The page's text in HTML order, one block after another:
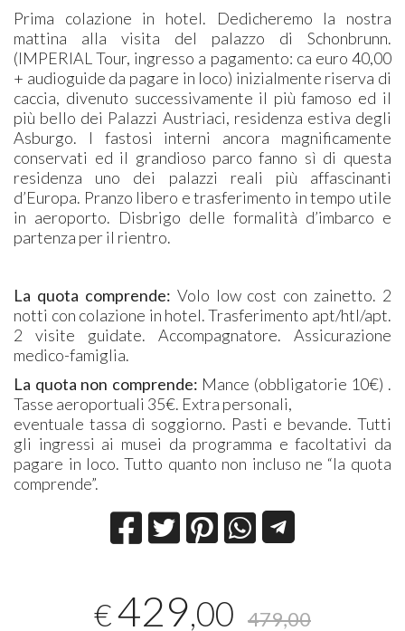
Prima colazione in hotel. Dedicheremo la nostra
mattina alla visita del palazzo di Schonbrunn.
(IMPERIAL Tour, ingresso a pagamento: ca euro 40,00
+ audioguide da pagare in loco) inizialmente riserva di
caccia, divenuto successivamente il più famoso ed il
più bello dei Palazzi Austriaci, residenza estiva degli
Asburgo. I fastosi interni ancora magnificamente
conservati ed il grandioso parco fanno sì di questa
residenza uno dei palazzi reali più affascinanti
d’Europa. Pranzo libero e trasferimento in tempo utile
in aeroporto. Disbrigo delle formalità d’imbarco e
partenza per il rientro.
La quota comprende: Volo low cost con zainetto. 2
notti con colazione in hotel. Trasferimento apt/htl/apt.
2 visite guidate. Accompagnatore. Assicurazione
medico-famiglia.
La quota non comprende: Mance (obbligatorie 10€) .
Tasse aeroportuali 35€. Extra personali,
eventuale tassa di soggiorno. Pasti e bevande. Tutti
gli ingressi ai musei da programma e facoltativi da
pagare in loco. Tutto quanto non incluso ne “la quota
comprende”.
€429,00 479,00